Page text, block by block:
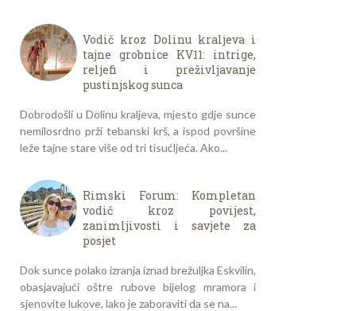
Vodič kroz Dolinu kraljeva i
tajne grobnice KV11: intrige,
reljefi i preživljavanje
pustinjskog sunca
Dobrodošli u Dolinu kraljeva, mjesto gdje sunce
nemilosrdno prži tebanski krš, a ispod površine
leže tajne stare više od tri tisućljeća. Ako...
Rimski Forum: Kompletan
vodič kroz povijest,
zanimljivosti i savjete za
posjet
Dok sunce polako izranja iznad brežuljka Eskvilin,
obasjavajući oštre rubove bijelog mramora i
sjenovite lukove, lako je zaboraviti da se na...